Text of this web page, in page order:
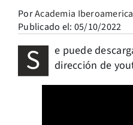
PorAcademia
Publicado el: 05/10/2022
S
e puede
dirección de